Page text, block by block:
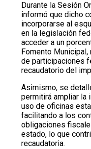
Durante la Sesión
informó que dicho
incorporarse al
en la legislación
acceder a un
Fomento
de participaciones
recaudatorio del
Asimismo, se
permitirá ampliar la
uso de oficinas
facilitando a los
obligaciones
estado, lo que
recaudatoria.